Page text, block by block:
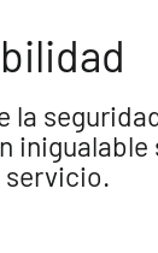
la
servicio.